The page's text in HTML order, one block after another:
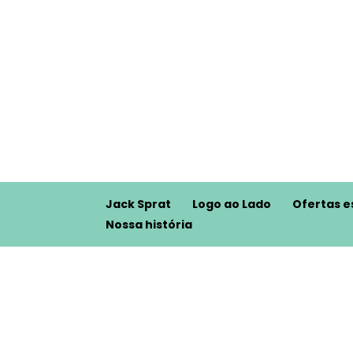
Jack Sprat Logo ao Lado Ofertas
Nossa história